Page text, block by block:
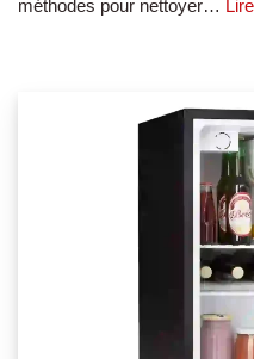
méthodes pour nettoyer…